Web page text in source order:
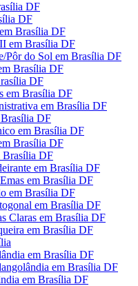
DF
DF
Brasília DF
em Brasília DF
Pôr do Sol em Brasília DF
Brasília DF
DF
em Brasília DF
em Brasília DF
DF
em Brasília DF
Brasília DF
Brasília DF
em Brasília DF
em Brasília DF
em Brasília DF
em Brasília DF
Claras em Brasília DF
em Brasília DF
em Brasília DF
em Brasília DF
em Brasília DF